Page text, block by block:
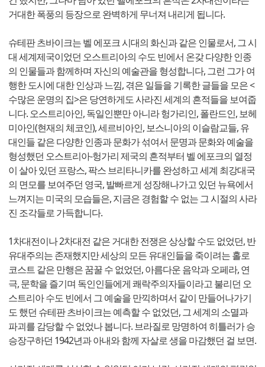
거대한 폭풍의 등장으로 완벽하게 무너져 내리게 됩니다.
슈테판 츠바이크는 벨 에포크 시대의 화신과 같은 인물로서, 그 시
대 세계제국이었던 오스트리아의 수도 빈에서 온갖 다양한 인종
의 인물들과 함께하며 자신의 예술관을 형성합니다, 그런 그가 여
행한 도시에 대한 인상과 느낌, 겪은 일들을 기록한 글들을 모은 <
수많은 운명의 집>은 당연하게도 사라진 세계의 흔적들을 보여줍
니다. 오스트리아인, 독일인뿐만 아니라 헝가리인, 폴란드인, 보헤
미아인(현재의 체코인), 세르비아인, 보스니아의 이슬람교들, 유
대인들 같은 다양한 인종과 문화가 섞여서 문명과 문화와 예술을
형성했던 오스트리아-헝가리 제국의 흔적부터 벨 에포크의 열정
이 살아 있던 프랑스, 팍스 브리타니카를 완성하고 세계 최강대국
의 면모를 보여주던 영국, 발빠르게 성장해나가고 있던 뉴욕에서
느껴지는 미국의 모습들은, 지금은 경험할 수 없는 그 시절의 사라
진 조각들로 가득합니다.
1차대전이나 2차대전 같은 거대한 전쟁은 상상할 수도 없었던, 반
유대주의는 존재했지만 세상의 모든 유대인들을 죽이려는 홀로
코스트 같은 만행은 꿈꿀 수 없었던, 아름다운 음악과 오페라, 연
극, 문학을 즐기며 독인인들에게 쾌락주의자들이라고 불리던 오
스트리아 수도 빈에서 그 예술을 만끽하며서 같이 만들어나가기
도 했던 슈테판 츠바이크는 예측할 수 없었던, 그 세계의 소멸과
파괴를 감당할 수 없었나 봅니다. 브라질로 망명하여 히틀러가 승
승장구하던 1942년과 아내와 함께 자살로 생을 마감했던 걸 보면.